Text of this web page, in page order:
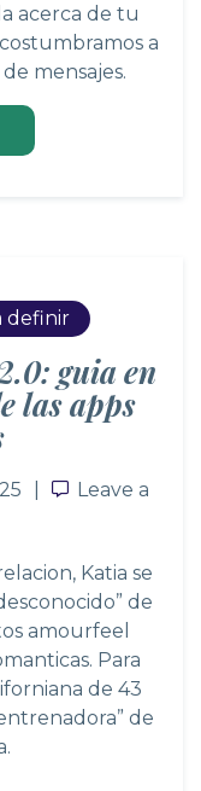
acerca de tu
a
mensajes.
definir
guia en
las apps
Leave a
Leave a
Katia se
de
amourfeel
Para
de 43
de